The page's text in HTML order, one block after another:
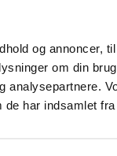
og annoncer,
om din
analysepartnere.
har indsamlet